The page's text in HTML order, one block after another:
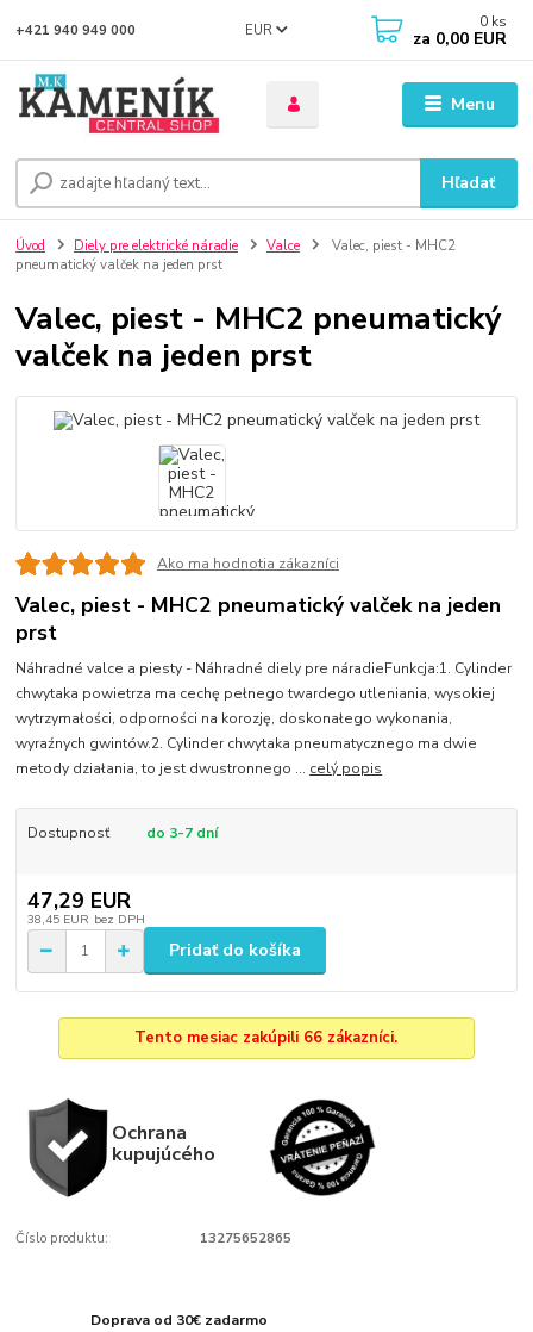
Menu
EUR
Hľadať
+421 940 949 000 0 ks
za 0,00 EUR
Úvod Diely pre elektrické náradie Valce
Valec, piest - MHC2
pneumatický valček na jeden prst
Valec, piest - MHC2 pneumatický
valček na jeden prst
Ako ma hodnotia zákazníci
Valec, piest - MHC2 pneumatický valček na jeden
prst
Náhradné valce a piesty - Náhradné diely pre náradieFunkcja:1. Cylinder
chwytaka powietrza ma cechę pełnego twardego utleniania, wysokiej
wytrzymałości, odporności na korozję, doskonałego wykonania,
wyraźnych gwintów.2. Cylinder chwytaka pneumatycznego ma dwie
metody działania, to jest dwustronnego ... celý popis
Dostupnosť do 3-7 dní
47,29 EUR
38,45 EUR bez DPH
Pridať do košíka
Tento mesiac zakúpili 66 zákazníci.
Ochrana
kupujúcého
Číslo produktu: 13275652865
Doprava od 30€ zadarmo